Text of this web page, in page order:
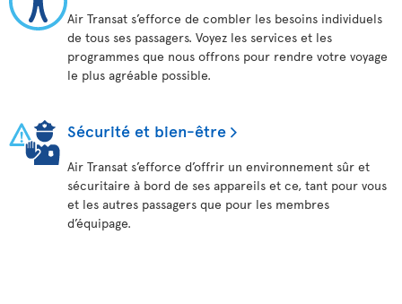
Air Transat s’efforce de combler les besoins individuels
de tous ses passagers. Voyez les services et les
programmes que nous offrons pour rendre votre voyage
le plus agréable possible.
Sécurité et bien-être
Air Transat s’efforce d’offrir un environnement sûr et
sécuritaire à bord de ses appareils et ce, tant pour vous
et les autres passagers que pour les membres
d’équipage.